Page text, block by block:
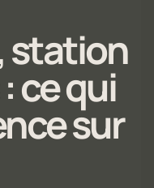
station
ce qui
sur